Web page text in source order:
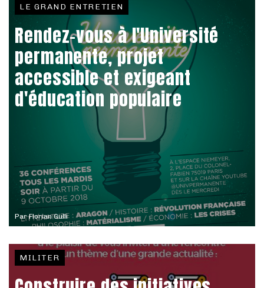
ParFlorian Gulli
LE GRAND ENTRETIEN
Rendez-vous à l'Université
permanente, projet
accessible et exigeant
d'éducation populaire
MILITER